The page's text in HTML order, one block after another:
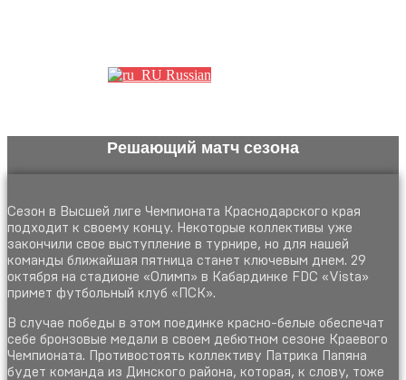
Russian
Решающий матч сезона
Сезон в Высшей лиге Чемпионата Краснодарского края
подходит к своему концу. Некоторые коллективы уже
закончили свое выступление в турнире, но для нашей
команды ближайшая пятница станет ключевым днем. 29
октября на стадионе «Олимп» в Кабардинке FDC «Vista»
примет футбольный клуб «ПСК».
В случае победы в этом поединке красно-белые обеспечат
себе бронзовые медали в своем дебютном сезоне Краевого
Чемпионата. Противостоять коллективу Патрика Папяна
будет команда из Динского района, которая, к слову, тоже